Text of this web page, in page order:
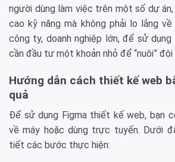
người dùng làm việc trên một số dự
cao kỹ năng mà không phải lo lắng
công ty, doanh nghiệp lớn, để sử
cần đầu tư một khoản nhỏ để “nuôi” đội
Hướng dẫn cách thiết kế web
quả
Để sử dụng Figma thiết kế web, bạn
về máy hoặc dùng trực tuyến. Dưới
tiết các bước thực hiện: